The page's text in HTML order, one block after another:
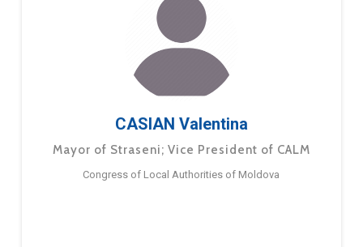
CASIAN Valentina
Mayor of Straseni; Vice President of CALM
Congress of Local Authorities of Moldova